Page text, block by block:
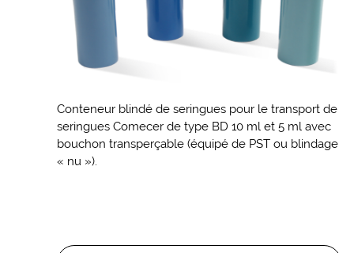
Conteneur blindé de seringues pour le transport de
seringues Comecer de type BD 10 ml et 5 ml avec
bouchon transperçable (équipé de PST ou blindage
« nu »).